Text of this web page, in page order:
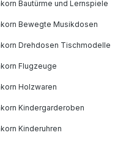
Bautürme und Lernspiele
Bewegte Musikdosen
Drehdosen Tischmodelle
Flugzeuge
Holzwaren
Kindergarderoben
Kinderuhren